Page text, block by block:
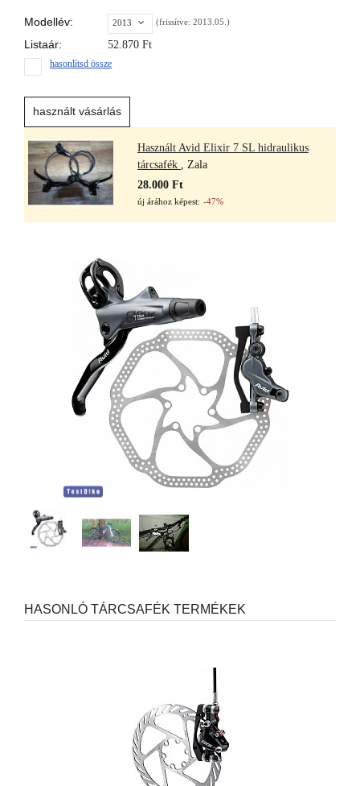
Modellév: 2013 (frissítve: 2013.05.)
Listaár: 52.870 Ft
hasonlítsd össze
használt vásárlás
Használt Avid Elixir 7 SL hidraulikus
tárcsafék , Zala
28.000 Ft
új árához képest: -47%
HASONLÓ TÁRCSAFÉK TERMÉKEK